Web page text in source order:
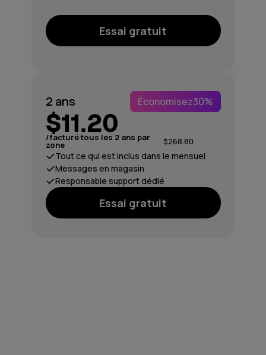
Essai gratuit
2 ans Économisez30%
$11.20
/facturé tous les 2 ans par
zone $268.80
Tout ce qui est inclus dans le mensuel
Messages en magasin
Responsable support dédié
Essai gratuit